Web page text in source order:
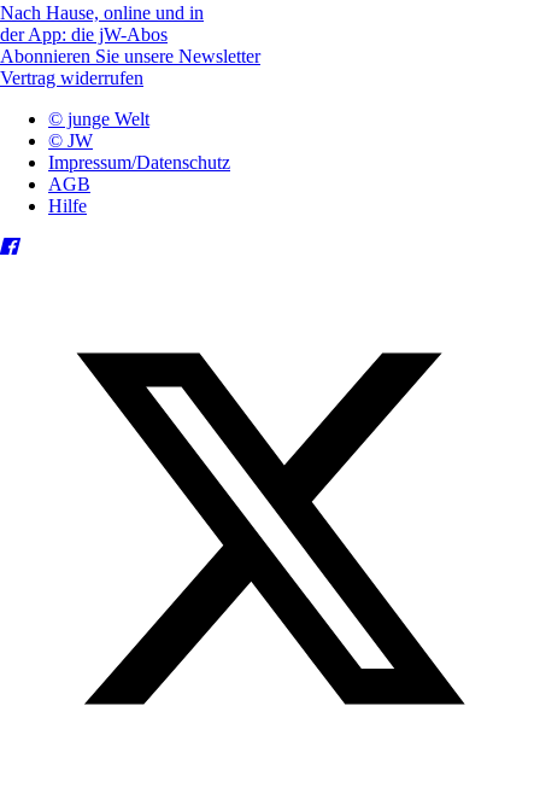
Nach Hause, online und in
der App: die jW-Abos
Abonnieren Sie unsere Newsletter
Vertrag widerrufen
© junge Welt
© JW
Impressum/Datenschutz
AGB
Hilfe